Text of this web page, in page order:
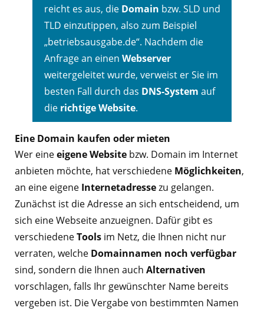
reicht es aus, die Domain bzw. SLD und
TLD einzutippen, also zum Beispiel
„betriebsausgabe.de“. Nachdem die
Anfrage an einen Webserver
weitergeleitet wurde, verweist er Sie im
besten Fall durch das DNS-System auf
die richtige Website.
Eine Domain kaufen oder mieten
Wer eineeigene Website bzw. Domain im Internet
anbieten möchte, hat verschiedene Möglichkeiten,
an eine eigene Internetadressezu gelangen.
Zunächst ist die Adresse an sich entscheidend, um
sich eine Webseite anzueignen. Dafür gibt es
verschiedeneTools im Netz, die Ihnen nicht nur
verraten, welche Domainnamen noch verfügbar
sind, sondern die Ihnen auch Alternativen
vorschlagen, falls Ihr gewünschter Name bereits
vergeben ist. Die Vergabe von bestimmten Namen